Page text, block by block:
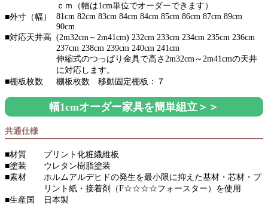
ｃｍ（幅は1cm単位でオーダーできます）
■外寸（幅）
81cm 82cm 83cm 84cm 84cm 85cm 86cm 87cm 89cm
90cm
■対応天井高 (2m32cm～2m41cm) 232cm 233cm 234cm 235cm 236cm
237cm 238cm 239cm 240cm 241cm
伸縮式のつっぱり金具で高さ2m32cm～2m41cmの天井
に対応します。
■棚板枚数
棚板枚数 移動固定棚板：７
幅1cmオーダー家具を簡単組立＞＞
共通仕様
■材質
プリント化粧繊維板
■塗装
ウレタン樹脂塗装
■素材
ホルムアルデヒドの発生を最小限に抑えた基材・芯材・プ
リント紙・接着剤（F☆☆☆☆フォースター）を使用
■生産国
日本製